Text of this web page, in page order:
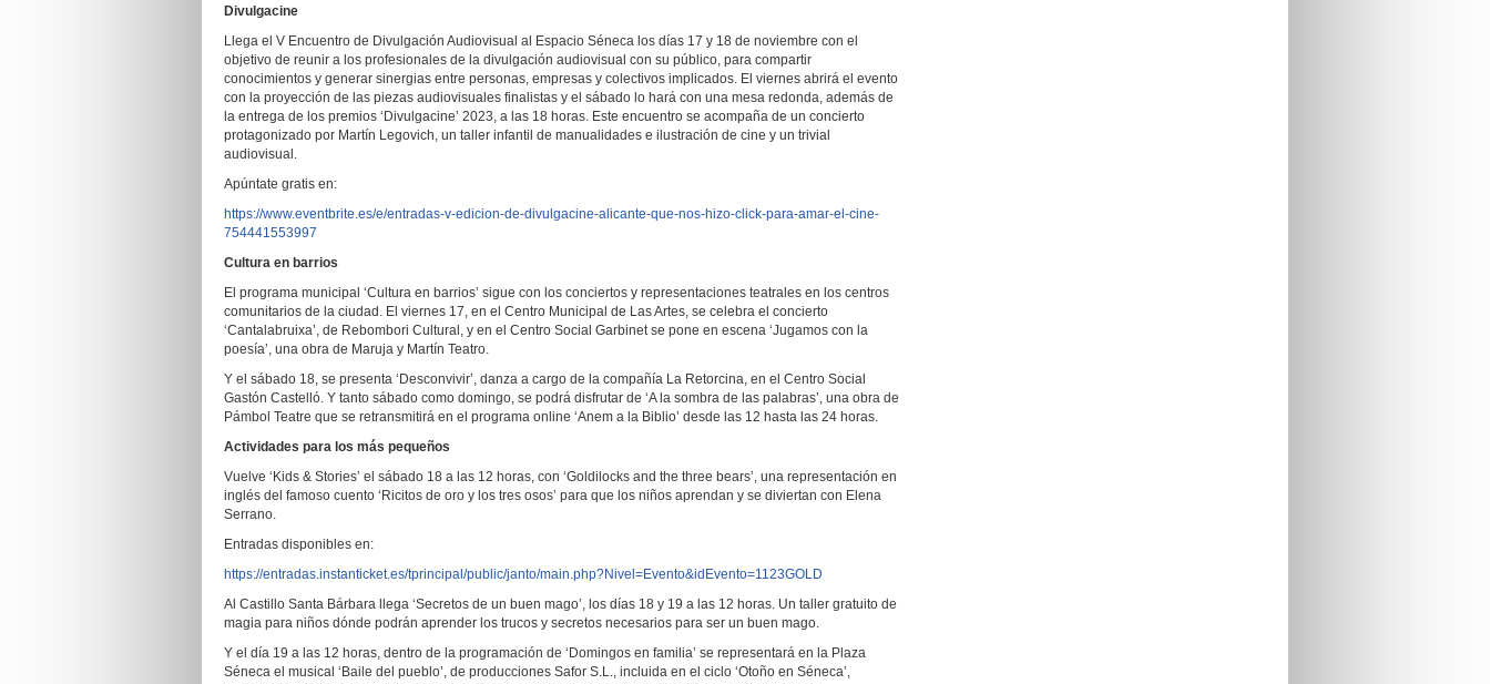
Divulgacine
Llega el V Encuentro de Divulgación Audiovisual al Espacio Séneca los días 17 y 18 de noviembre con el
objetivo de reunir a los profesionales de la divulgación audiovisual con su público, para compartir
conocimientos y generar sinergias entre personas, empresas y colectivos implicados. El viernes abrirá el evento
con la proyección de las piezas audiovisuales finalistas y el sábado lo hará con una mesa redonda, además de
la entrega de los premios ‘Divulgacine’ 2023, a las 18 horas. Este encuentro se acompaña de un concierto
protagonizado por Martín Legovich, un taller infantil de manualidades e ilustración de cine y un trivial
audiovisual.
Apúntate gratis en:
https://www.eventbrite.es/e/entradas-v-edicion-de-divulgacine-alicante-que-nos-hizo-click-para-amar-el-cine-
754441553997
Cultura en barrios
El programa municipal ‘Cultura en barrios’ sigue con los conciertos y representaciones teatrales en los centros
comunitarios de la ciudad. El viernes 17, en el Centro Municipal de Las Artes, se celebra el concierto
‘Cantalabruixa’, de Rebombori Cultural, y en el Centro Social Garbinet se pone en escena ‘Jugamos con la
poesía’, una obra de Maruja y Martín Teatro.
Y el sábado 18, se presenta ‘Desconvivir’, danza a cargo de la compañía La Retorcina, en el Centro Social
Gastón Castelló. Y tanto sábado como domingo, se podrá disfrutar de ‘A la sombra de las palabras’, una obra de
Pámbol Teatre que se retransmitirá en el programa online ‘Anem a la Biblio’ desde las 12 hasta las 24 horas.
Actividades para los más pequeños
Vuelve ‘Kids & Stories’ el sábado 18 a las 12 horas, con ‘Goldilocks and the three bears’, una representación en
inglés del famoso cuento ‘Ricitos de oro y los tres osos’ para que los niños aprendan y se diviertan con Elena
Serrano.
Entradas disponibles en:
https://entradas.instanticket.es/tprincipal/public/janto/main.php?Nivel=Evento&idEvento=1123GOLD
Al Castillo Santa Bárbara llega ‘Secretos de un buen mago’, los días 18 y 19 a las 12 horas. Un taller gratuito de
magia para niños dónde podrán aprender los trucos y secretos necesarios para ser un buen mago.
Y el día 19 a las 12 horas, dentro de la programación de ‘Domingos en familia’ se representará en la Plaza
Séneca el musical ‘Baile del pueblo’, de producciones Safor S.L., incluida en el ciclo ‘Otoño en Séneca’,